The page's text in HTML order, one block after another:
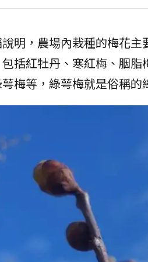
明，農場內栽種的梅花
括紅牡丹、寒紅梅、胭
梅等，綠萼梅就是俗稱的